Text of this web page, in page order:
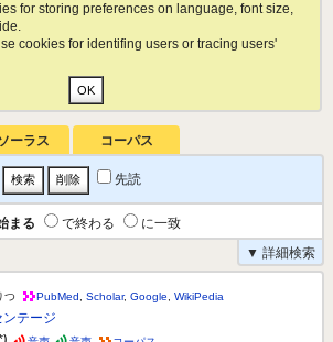
for storing preferences on language, font size,
cookies for identifing users or tracing users'
ーラス コーパス
先読
まる で終わる
に一致
▼ 詳細検索
つ PubMed Scholar, Google WikiPedia
テージ